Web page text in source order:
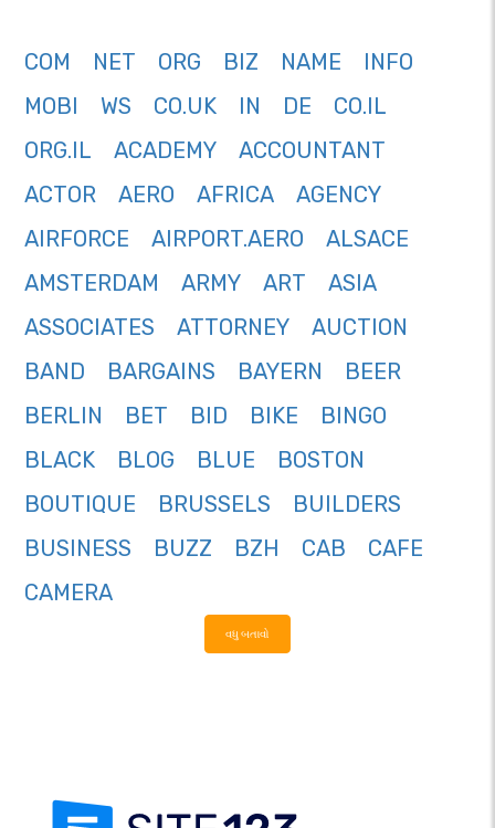
COM NET ORG BIZ NAME
INFO
MOBI
WS CO.UK IN DE
CO.IL
ORG.IL
ACADEMY
ACCOUNTANT
ACTOR
AERO AFRICA
AGENCY
AIRFORCE
AIRPORT.AERO
ALSACE
AMSTERDAM
ARMY ART
ASIA
ASSOCIATES
ATTORNEY
AUCTION
BAND
BARGAINS BAYERN
BEER
BERLIN
BET BID BIKE
BINGO
BLACK
BLOG BLUE
BOSTON
BOUTIQUE
BRUSSELS
BUILDERS
BUSINESS
BUZZ BZH CAB
CAFE
CAMERA
વધુ બતાવો